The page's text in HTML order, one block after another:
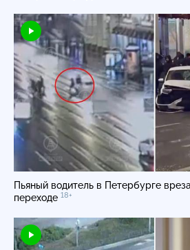
Пьяный водитель в Петербурге
переходе 18+